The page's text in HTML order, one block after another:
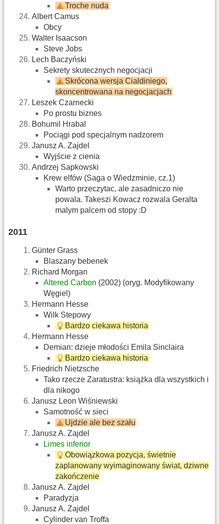
Troche nuda
Albert Camus
Obcy‎
Walter Isaacson
Steve Jobs‎
Lech Baczyński
Sekrety skutecznych negocjacji
Skrócona wersja Cialdiniego,
skoncentrowana na negocjacjach
Leszek Czarnecki
Po prostu biznes
Bohumil Hrabal
Pociągi pod specjalnym nadzorem
Janusz A. Zajdel
Wyjście z cienia
Andrzej Sapkowski
Krew elfów (Saga o Wiedzminie, cz.1)
Warto przeczytac, ale zasadniczo nie
powala. Takeszi Kowacz rozwala Geralta
malym palcem od stopy :D
2011
Günter Grass
Blaszany bebenek
Richard Morgan
Altered Carbon (2002) (oryg. Modyfikowany
Węgiel)
Hermann Hesse
Wilk Stepowy
Bardzo ciekawa historia
Hermann Hesse
Demian: dzieje młodości Emila Sinclaira
Bardzo ciekawa historia
Friedrich Nietzsche
Tako rzecze Zaratustra: książka dla wszystkich i
dla nikogo‎
Janusz Leon Wiśniewski
Samotność w sieci‎
Ujdzie ale bez szału
Janusz A. Zajdel
Limes inferior‎
Obowiązkowa pozycja, świetnie
zaplanowany wyimaginowany świat, dziwne
zakończenie
Janusz A. Zajdel
Paradyzja‎
Janusz A. Zajdel
Cylinder van Troffa‎